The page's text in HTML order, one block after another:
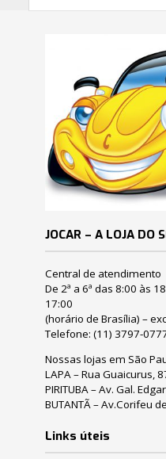
JOCAR – A LOJA DO
Central de atendimento
De 2ª a 6ª das 8:00 às
17:00
(horário de Brasília) –
Telefone: (11) 3797-
Nossas lojas em São
LAPA – Rua Guaicurus,
PIRITUBA – Av. Gal.
BUTANTÃ – Av.Corifeu
Links úteis